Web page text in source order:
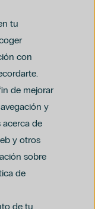
tu
con
de mejorar
y
acerca de
y otros
sobre
de
de tu